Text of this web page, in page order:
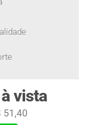
vista
51,40